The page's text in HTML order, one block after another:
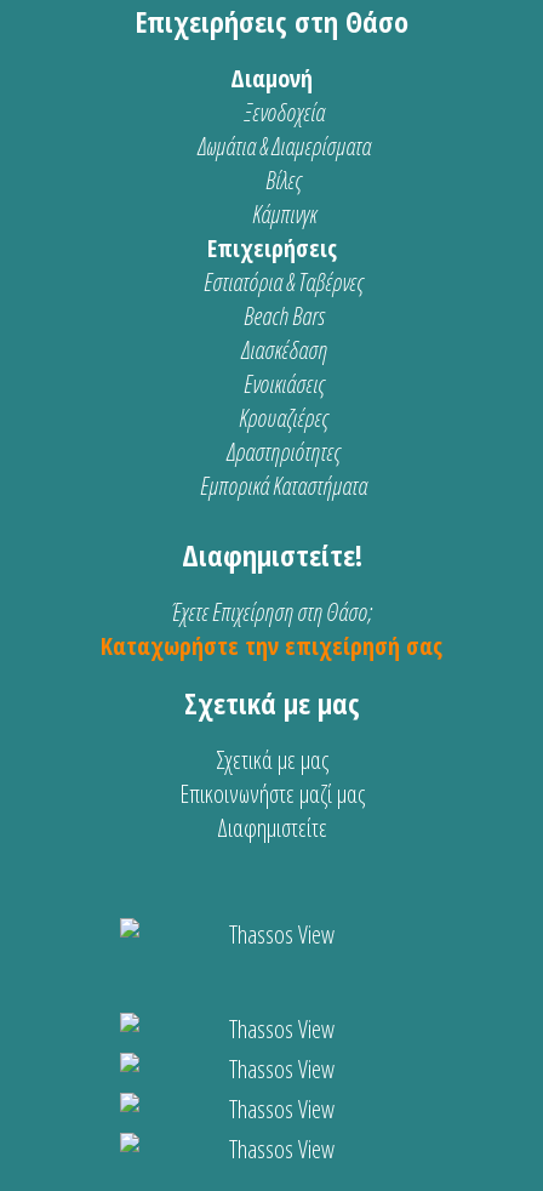
Επιχειρήσεις στη Θάσο
Διαμονή
Ξενοδοχεία
Δωμάτια & Διαμερίσματα
Βίλες
Κάμπινγκ
Επιχειρήσεις
Εστιατόρια & Ταβέρνες
Beach Bars
Διασκέδαση
Ενοικιάσεις
Κρουαζιέρες
Δραστηριότητες
Εμπορικά Καταστήματα
Διαφημιστείτε!
Έχετε Επιχείρηση στη Θάσο;
Καταχωρήστε την επιχείρησή σας
Σχετικά με μας
Σχετικά με μας
Επικοινωνήστε μαζί μας
Διαφημιστείτε